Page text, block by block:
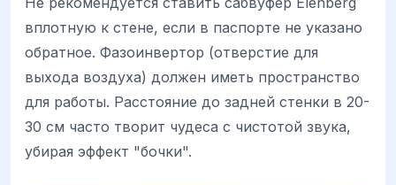
вплотную к стене, если в паспорте не указано
обратное. Фазоинвертор (отверстие для
выхода воздуха) должен иметь пространство
для работы. Расстояние до задней стенки в 20-
30 см часто творит чудеса с чистотой звука,
убирая эффект "бочки".